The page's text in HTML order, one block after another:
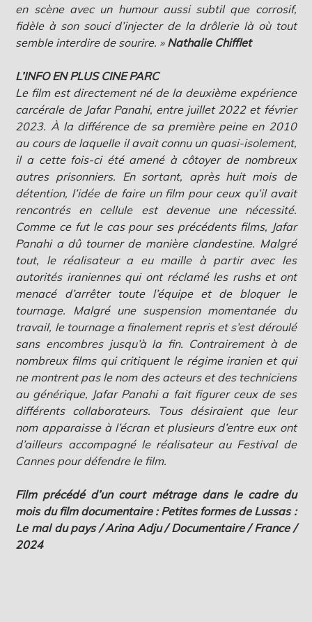
en scène avec un humour aussi subtil que corrosif,
fidèle à son souci d’injecter de la drôlerie là où tout
semble interdire de sourire. » Nathalie Chifflet
L’INFO EN PLUS CINE PARC
Le film est directement né de la deuxième expérience
carcérale de Jafar Panahi, entre juillet 2022 et février
2023. À la différence de sa première peine en 2010
au cours de laquelle il avait connu un quasi-isolement,
il a cette fois-ci été amené à côtoyer de nombreux
autres prisonniers. En sortant, après huit mois de
détention, l’idée de faire un film pour ceux qu’il avait
rencontrés en cellule est devenue une nécessité.
Comme ce fut le cas pour ses précédents films, Jafar
Panahi a dû tourner de manière clandestine. Malgré
tout, le réalisateur a eu maille à partir avec les
autorités iraniennes qui ont réclamé les rushs et ont
menacé d’arrêter toute l’équipe et de bloquer le
tournage. Malgré une suspension momentanée du
travail, le tournage a finalement repris et s’est déroulé
sans encombres jusqu’à la fin. Contrairement à de
nombreux films qui critiquent le régime iranien et qui
ne montrent pas le nom des acteurs et des techniciens
au générique, Jafar Panahi a fait figurer ceux de ses
différents collaborateurs. Tous désiraient que leur
nom apparaisse à l’écran et plusieurs d’entre eux ont
d’ailleurs accompagné le réalisateur au Festival de
Cannes pour défendre le film.
Film précédé d’un court métrage dans le cadre du
mois du film documentaire : Petites formes de Lussas :
Le mal du pays / Arina Adju / Documentaire / France /
2024